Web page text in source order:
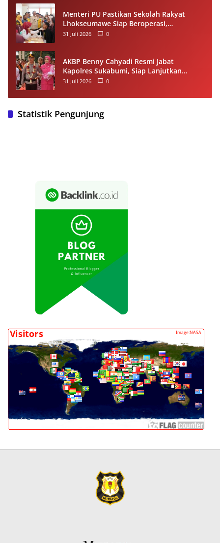
Menteri PU Pastikan Sekolah Rakyat
Lhokseumawe Siap Beroperasi,
Dilengkapi Asrama hingga Laptop Gratis
31 Juli 2026 0
AKBP Benny Cahyadi Resmi Jabat
Kapolres Sukabumi, Siap Lanjutkan
Program dan Perkuat Pelayanan
31 Juli 2026 0
Statistik Pengunjung